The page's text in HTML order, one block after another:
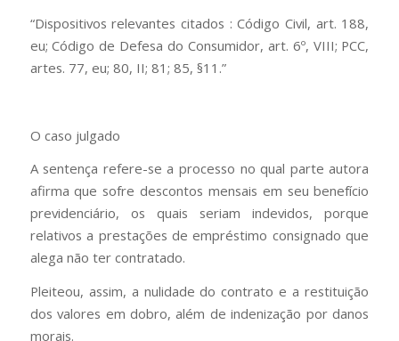
“Dispositivos relevantes citados : Código Civil, art. 188,
eu; Código de Defesa do Consumidor, art. 6º, VIII; PCC,
artes. 77, eu; 80, II; 81; 85, §11.”
O caso julgado
A sentença refere-se a processo no qual parte autora
afirma que sofre descontos mensais em seu benefício
previdenciário, os quais seriam indevidos, porque
relativos a prestações de empréstimo consignado que
alega não ter contratado.
Pleiteou, assim, a nulidade do contrato e a restituição
dos valores em dobro, além de indenização por danos
morais.